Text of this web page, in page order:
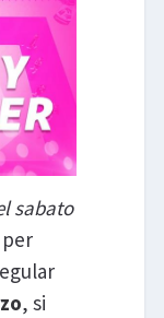
sabato
per
, si